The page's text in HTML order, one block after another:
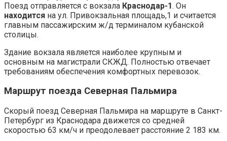
Поезд отправляется с вокзала Краснодар-1. Он
находится на ул. Привокзальная площадь,1 и считается
главным пассажирским ж/д терминалом кубанской
столицы.
Здание вокзала является наиболее крупным и
основным на магистрали СКЖД. Полностью отвечает
требованиям обеспечения комфортных перевозок.
Маршрут поезда Северная Пальмира
Скорый поезд Северная Пальмира на маршруте в Санкт-
Петербург из Краснодара движется со средней
скоростью 63 км/ч и преодолевает расстояние 2 183 км.